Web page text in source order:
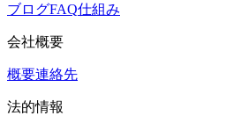
ブログFAQ仕組み
会社概要
概要連絡先
法的情報